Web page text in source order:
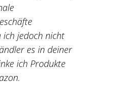
jedoch nicht
es in deiner
ich Produkte